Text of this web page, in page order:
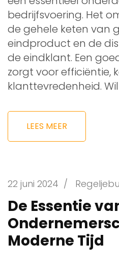
bedrijfsvoering. Het
de gehele keten van
eindproduct en de
de eindklant. Een
zorgt voor efficiëntie,
klanttevredenheid. Wil
LEES MEER
22 juni 2024 /
De Essentie
Moderne Tijd